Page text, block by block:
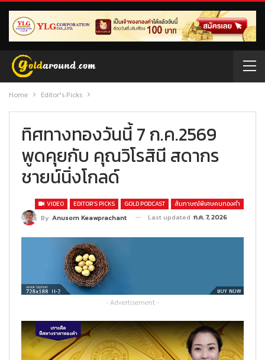
Home Editor’s Picks
ทิศทางทองวันนี้ 7 ก.ค.2569
พูดคุยกับ คุณวิโรสินี สดากร
ชายน์นิ่งโกลด์
VIDEO EDITOR’S PICKS GOLD PODCAST สัมภาษณ์พิเศษคนทองคำ
By Anusorn Keawprachant Last updated ก.ค. 7, 2026
- Advertisement -